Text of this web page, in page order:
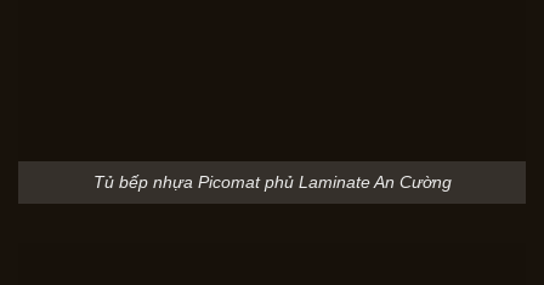
Tủ bếp nhựa Picomat phủ Laminate An Cường